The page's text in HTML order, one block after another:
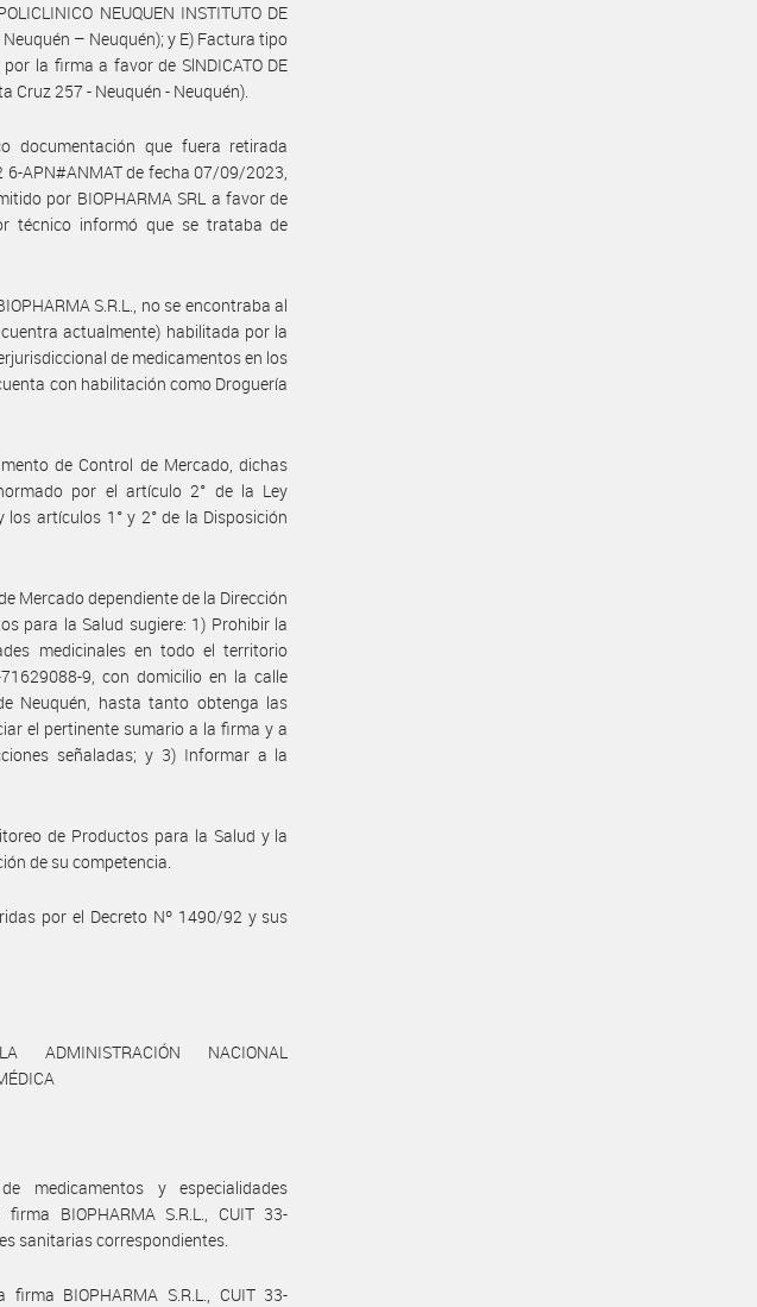
NEUQUEN INSTITUTO DE
– Neuquén); y E) Factura tipo
la firma a favor de SlNDICATO DE
Cruz 257 - Neuquén - Neuquén).
documentación que fuera retirada
APN#ANMAT de fecha 07/09/2023,
por BIOPHARMA SRL a favor de
técnico informó que se trataba de
S.R.L., no se encontraba al
actualmente) habilitada por la
de medicamentos en los
con habilitación como Droguería
de Control de Mercado, dichas
por el artículo 2° de la Ley
artículos 1° y 2° de la Disposición
Mercado dependiente de la Dirección
para la Salud sugiere: 1) Prohibir la
medicinales en todo el territorio
9, con domicilio en la calle
Neuquén, hasta tanto obtenga las
el pertinente sumario a la firma y a
señaladas; y 3) Informar a la
de Productos para la Salud y la
de su competencia.
por el Decreto Nº 1490/92 y sus
ADMINISTRACIÓN NACIONAL
medicamentos y especialidades
BIOPHARMA S.R.L., CUIT 33-
sanitarias correspondientes.
BIOPHARMA S.R.L., CUIT 33-